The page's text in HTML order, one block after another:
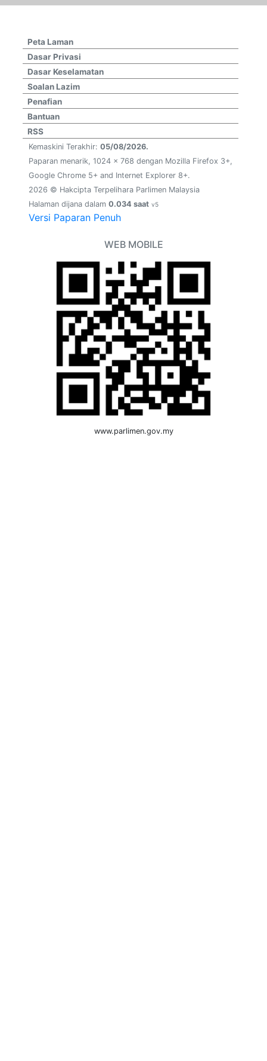
Peta Laman
Dasar Privasi
Dasar Keselamatan
Soalan Lazim
Penafian
Bantuan
RSS
Kemaskini Terakhir: 05/08/2026.
Paparan menarik, 1024 x 768 dengan Mozilla Firefox 3+,
Google Chrome 5+ and Internet Explorer 8+.
2026 © Hakcipta Terpelihara Parlimen Malaysia
Halaman dijana dalam 0.034 saat v5
Versi Paparan Penuh
WEB MOBILE
www.parlimen.gov.my